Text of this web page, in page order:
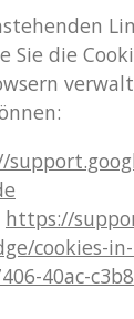
Sie die
https://
cookies-
40ac-